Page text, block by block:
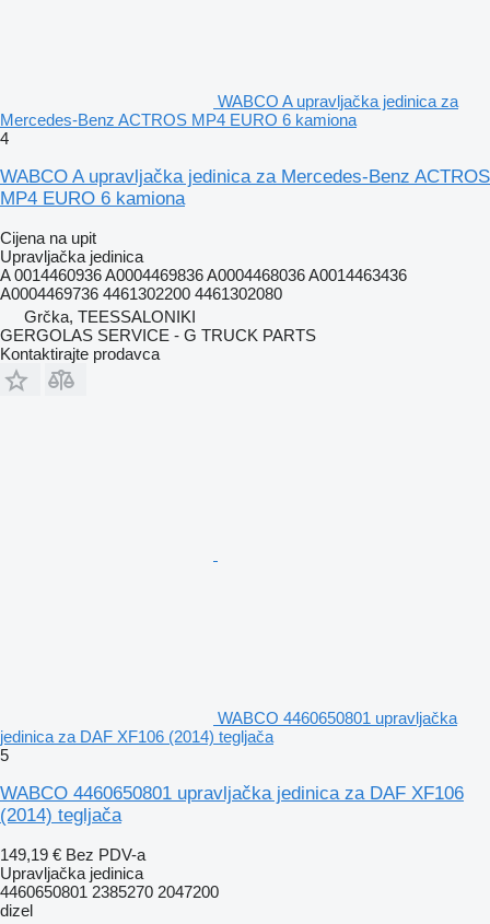
WABCO A upravljačka jedinica za
Mercedes-Benz ACTROS MP4 EURO 6 kamiona
4
WABCO A upravljačka jedinica za Mercedes-Benz ACTROS
MP4 EURO 6 kamiona
Cijena na upit
Upravljačka jedinica
A 0014460936 A0004469836 A0004468036 A0014463436
A0004469736 4461302200 4461302080
Grčka, TEESSALONIKI
GERGOLAS SERVICE - G TRUCK PARTS
Kontaktirajte prodavca
WABCO 4460650801 upravljačka
jedinica za DAF XF106 (2014) tegljača
5
WABCO 4460650801 upravljačka jedinica za DAF XF106
(2014) tegljača
149,19 € Bez PDV-a
Upravljačka jedinica
4460650801 2385270 2047200
dizel